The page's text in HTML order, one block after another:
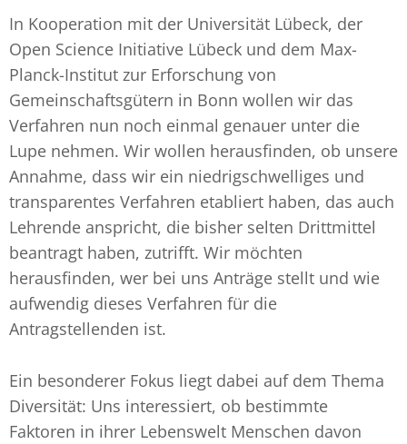
In Kooperation mit der Universität Lübeck, der
Open Science Initiative Lübeck und dem Max-
Planck-Institut zur Erforschung von
Gemeinschaftsgütern in Bonn wollen wir das
Verfahren nun noch einmal genauer unter die
Lupe nehmen. Wir wollen herausfinden, ob unsere
Annahme, dass wir ein niedrigschwelliges und
transparentes Verfahren etabliert haben, das auch
Lehrende anspricht, die bisher selten Drittmittel
beantragt haben, zutrifft. Wir möchten
herausfinden, wer bei uns Anträge stellt und wie
aufwendig dieses Verfahren für die
Antragstellenden ist.
Ein besonderer Fokus liegt dabei auf dem Thema
Diversität: Uns interessiert, ob bestimmte
Faktoren in ihrer Lebenswelt Menschen davon